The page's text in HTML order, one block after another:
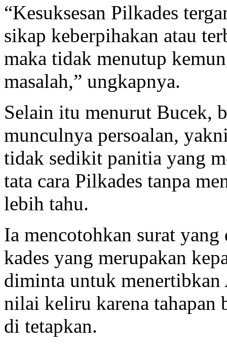
“Kesuksesan Pilkades
sikap keberpihakan atau
maka tidak menutup
masalah,” ungkapnya.
Selain itu menurut Bucek,
munculnya persoalan,
tidak sedikit panitia yang
tata cara Pilkades tanpa
lebih tahu.
Ia mencotohkan surat
kades yang merupakan
diminta untuk
nilai keliru karena tahapan
di tetapkan.